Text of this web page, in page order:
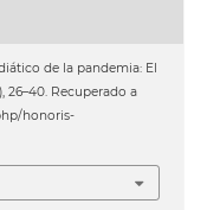
de la pandemia: El
26–40. Recuperado a
honoris-